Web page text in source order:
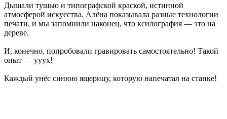
Дышали тушью и типографской краской, истинной
атмосферой искусства. Алёна показывала разные технологии
печати, и мы запомнили наконец, что ксилография — это на
дереве.
И, конечно, попробовали гравировать самостоятельно! Такой
опыт — ууух!
Каждый унёс синюю ящерицу, которую напечатал на станке!